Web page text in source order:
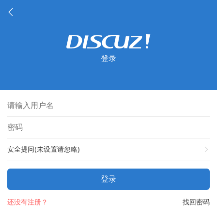
登录
安全提问(未设置请忽略)
登录
找回密码
还没有注册？